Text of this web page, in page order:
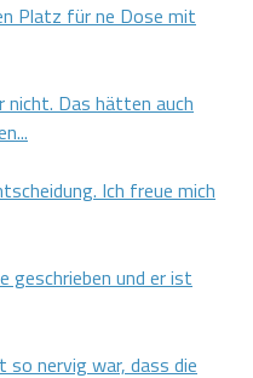
Platz für ne Dose mit
nicht. Das hätten auch
Ich freue mich
geschrieben und er ist
so nervig war, dass die